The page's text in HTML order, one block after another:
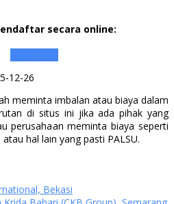
secara online:
12-26
meminta imbalan atau biaya dalam
di situs ini jika ada pihak yang
perusahaan meminta biaya seperti
hal lain yang pasti PALSU.
Bekasi